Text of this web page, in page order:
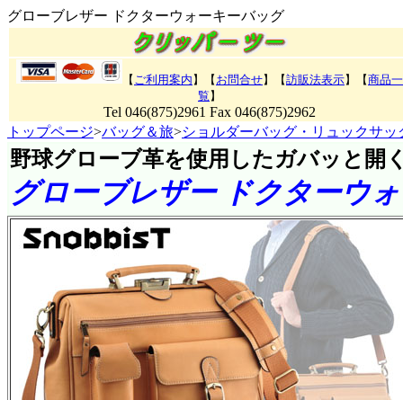
グローブレザー ドクターウォーキーバッグ
【 ご利用案内 】【 お問合せ】【訪販法表示】 【商品一
覧 】
Tel 046(875)2961 Fax 046(875)2962
トップページ>バッグ＆旅>ショルダーバッグ・リュックサ
野球グローブ革を使用したガバッと開
グローブレザー ドクターウ